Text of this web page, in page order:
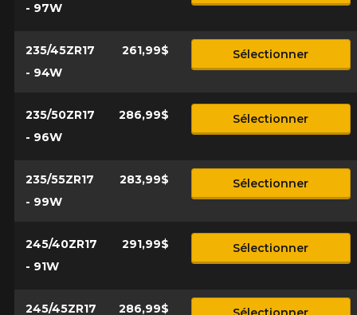
- 97W
235/45ZR17
- 94W
261,99$ Sélectionner
235/50ZR17
- 96W
286,99$ Sélectionner
235/55ZR17
- 99W
283,99$ Sélectionner
245/40ZR17
- 91W
291,99$ Sélectionner
245/45ZR17
286,99$